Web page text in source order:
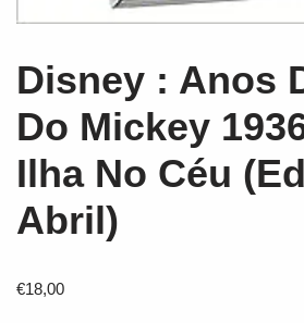
Disney : Anos
Do Mickey
Ilha No Céu
Abril)
€18,00